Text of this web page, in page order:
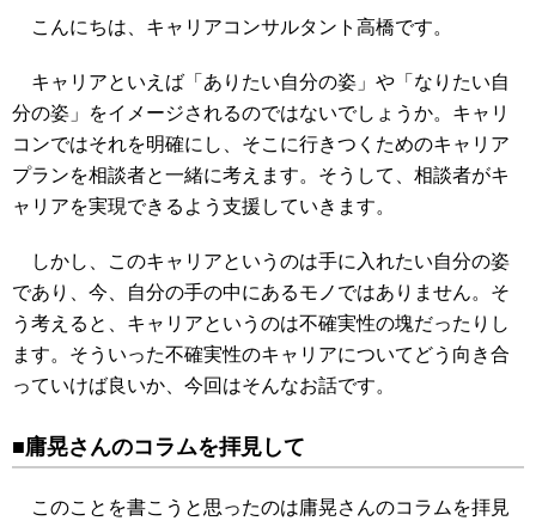
こんにちは、キャリアコンサルタント高橋です。
キャリアといえば「ありたい自分の姿」や「なりたい自
分の姿」をイメージされるのではないでしょうか。キャリ
コンではそれを明確にし、そこに行きつくためのキャリア
プランを相談者と一緒に考えます。そうして、相談者がキ
ャリアを実現できるよう支援していきます。
しかし、このキャリアというのは手に入れたい自分の姿
であり、今、自分の手の中にあるモノではありません。そ
う考えると、キャリアというのは不確実性の塊だったりし
ます。そういった不確実性のキャリアについてどう向き合
っていけば良いか、今回はそんなお話です。
■庸晃さんのコラムを拝見して
このことを書こうと思ったのは庸晃さんのコラムを拝見